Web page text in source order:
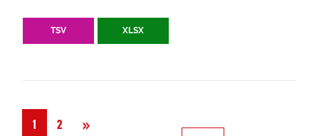
TSV XLSX
1 2 »Hurrengoa